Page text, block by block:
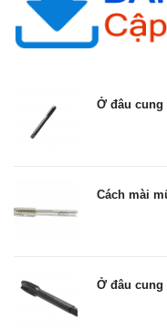
Ở đâu cung
Cách mài
Ở đâu cung